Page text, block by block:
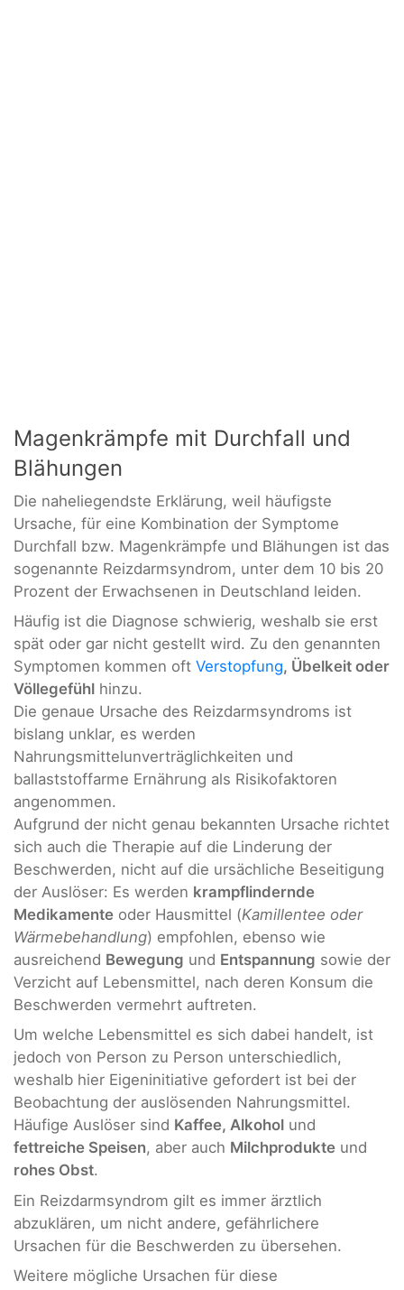
Magenkrämpfe mit Durchfall und
Blähungen
Die naheliegendste Erklärung, weil häufigste
Ursache, für eine Kombination der Symptome
Durchfall bzw. Magenkrämpfe und Blähungen ist das
sogenannte Reizdarmsyndrom, unter dem 10 bis 20
Prozent der Erwachsenen in Deutschland leiden.
Häufig ist die Diagnose schwierig, weshalb sie erst
spät oder gar nicht gestellt wird. Zu den genannten
Symptomen kommen oft Verstopfung, Übelkeit oder
Völlegefühl hinzu.
Die genaue Ursache des Reizdarmsyndroms ist
bislang unklar, es werden
Nahrungsmittelunverträglichkeiten und
ballaststoffarme Ernährung als Risikofaktoren
angenommen.
Aufgrund der nicht genau bekannten Ursache richtet
sich auch die Therapie auf die Linderung der
Beschwerden, nicht auf die ursächliche Beseitigung
der Auslöser: Es werden krampflindernde
Medikamente oder Hausmittel (Kamillentee oder
Wärmebehandlung) empfohlen, ebenso wie
ausreichend Bewegung und Entspannung sowie der
Verzicht auf Lebensmittel, nach deren Konsum die
Beschwerden vermehrt auftreten.
Um welche Lebensmittel es sich dabei handelt, ist
jedoch von Person zu Person unterschiedlich,
weshalb hier Eigeninitiative gefordert ist bei der
Beobachtung der auslösenden Nahrungsmittel.
Häufige Auslöser sind Kaffee, Alkohol und
fettreiche Speisen, aber auch Milchprodukte und
rohes Obst.
Ein Reizdarmsyndrom gilt es immer ärztlich
abzuklären, um nicht andere, gefährlichere
Ursachen für die Beschwerden zu übersehen.
Weitere mögliche Ursachen für diese